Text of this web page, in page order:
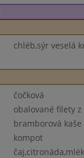
chléb,sýr veselá
čočková
obalované filety
bramborová kaše
kompot